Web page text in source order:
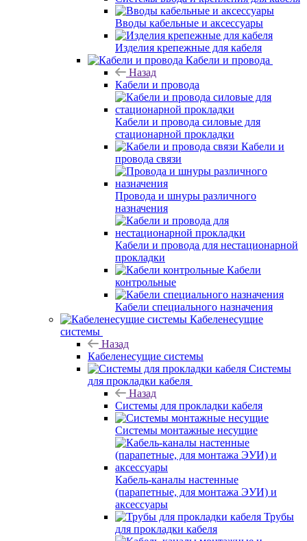
Вводы кабельные и аксессуары
Изделия крепежные для кабеля
Кабели и провода
Назад
Кабели и провода
Кабели и провода силовые для
стационарной прокладки
Кабели и
провода связи
Провода и шнуры различного
назначения
Кабели и провода для нестационарной
прокладки
Кабели
контрольные
Кабели специального назначения
Кабеленесущие
системы
Назад
Кабеленесущие системы
Системы
для прокладки кабеля
Назад
Системы для прокладки кабеля
Системы монтажные несущие
Кабель-каналы настенные
(парапетные, для монтажа ЭУИ) и
аксессуары
Трубы
для прокладки кабеля